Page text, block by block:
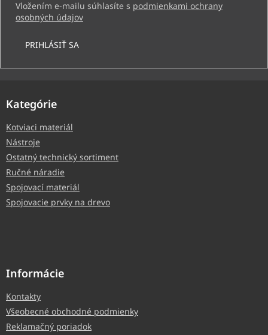
Vložením e-mailu súhlasíte s podmienkami ochrany
osobných údajov
PRIHLÁSIŤ SA
Kategórie
Kotviaci materiál
Nástroje
Ostatný technický sortiment
Ručné náradie
Spojovací materiál
Spojovacie prvky na drevo
Informácie
Kontakty
Všeobecné obchodné podmienky
Reklamačný poriadok